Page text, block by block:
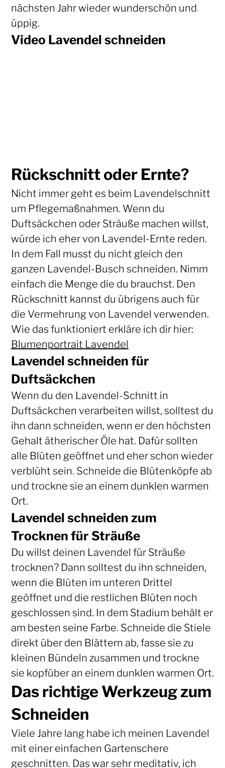
nächsten Jahr wieder wunderschön und
üppig.
Video Lavendel schneiden
Rückschnitt oder Ernte?
Nicht immer geht es beim Lavendelschnitt
um Pflegemaßnahmen. Wenn du
Duftsäckchen oder Sträuße machen willst,
würde ich eher von Lavendel-Ernte reden.
In dem Fall musst du nicht gleich den
ganzen Lavendel-Busch schneiden. Nimm
einfach die Menge die du brauchst. Den
Rückschnitt kannst du übrigens auch für
die Vermehrung von Lavendel verwenden.
Wie das funktioniert erkläre ich dir hier:
Blumenportrait Lavendel
Lavendel schneiden für
Duftsäckchen
Wenn du den Lavendel-Schnitt in
Duftsäckchen verarbeiten willst, solltest du
ihn dann schneiden, wenn er den höchsten
Gehalt ätherischer Öle hat. Dafür sollten
alle Blüten geöffnet und eher schon wieder
verblüht sein. Schneide die Blütenköpfe ab
und trockne sie an einem dunklen warmen
Ort.
Lavendel schneiden zum
Trocknen für Sträuße
Du willst deinen Lavendel für Sträuße
trocknen? Dann solltest du ihn schneiden,
wenn die Blüten im unteren Drittel
geöffnet und die restlichen Blüten noch
geschlossen sind. In dem Stadium behält er
am besten seine Farbe. Schneide die Stiele
direkt über den Blättern ab, fasse sie zu
kleinen Bündeln zusammen und trockne
sie kopfüber an einem dunklen warmen Ort.
Das richtige Werkzeug zum
Schneiden
Viele Jahre lang habe ich meinen Lavendel
mit einer einfachen Gartenschere
geschnitten. Das war sehr meditativ, ich